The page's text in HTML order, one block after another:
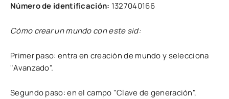
Número de identificación: 1327040166
Cómo crear un mundo con este sid:
Primer paso: entra en creación de mundo y selecciona
"Avanzado".
Segundo paso: en el campo "Clave de generación",